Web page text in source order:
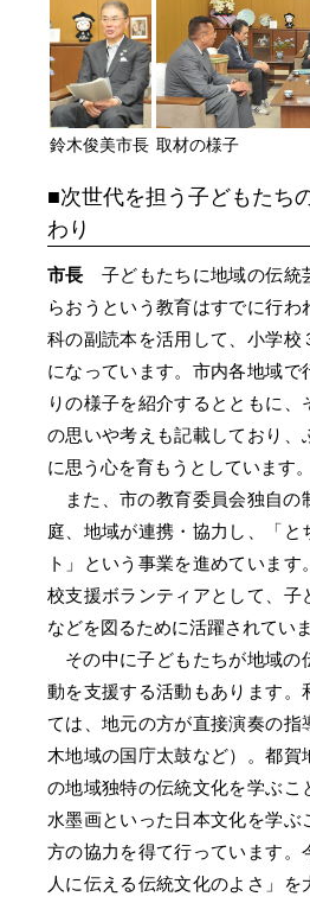
鈴木俊美市長 取材の様子
次世代を担う子どもたち
わり
市長 子どもたちに地域の伝統
らおうという教育はすでに行わ
科の副読本を活用して、小学校
になっています。市内各地域で
りの様子を紹介するとともに
の思いや考えも記載しており、
に思う心を育もうとしています。
また、市の教育委員会独自の
庭、地域が連携・協力し、「と
ト」という事業を進めていま
校支援ボランティアとして、子
などを図るために活躍されていま
その中に子どもたちが地域の
動を支援する活動もあります。
ては、地元の方が直接演奏の指
木地域の国庁太鼓など）。都賀
の地域独特の伝統文化を学ぶこ
水墨画といった日本文化を学ぶ
方の協力を得て行っています。
人に伝える伝統文化のよさ」